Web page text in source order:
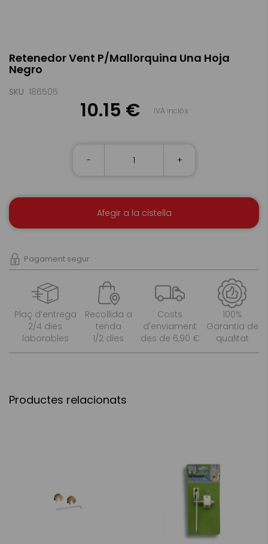
Retenedor Vent P/Mallorquina Una Hoja
Negro
SKU 186505
10.15 € IVA inclòs
- +
Afegir a la cistella
Pagament segur
Plaç d’entrega
2/4 dies
laborables
Recollida a
tenda
1/2 dies
Costs
d'enviament
des de 6,90 €
100%
Garantia de
qualitat
to
the
beginning
of
Productes relacionats